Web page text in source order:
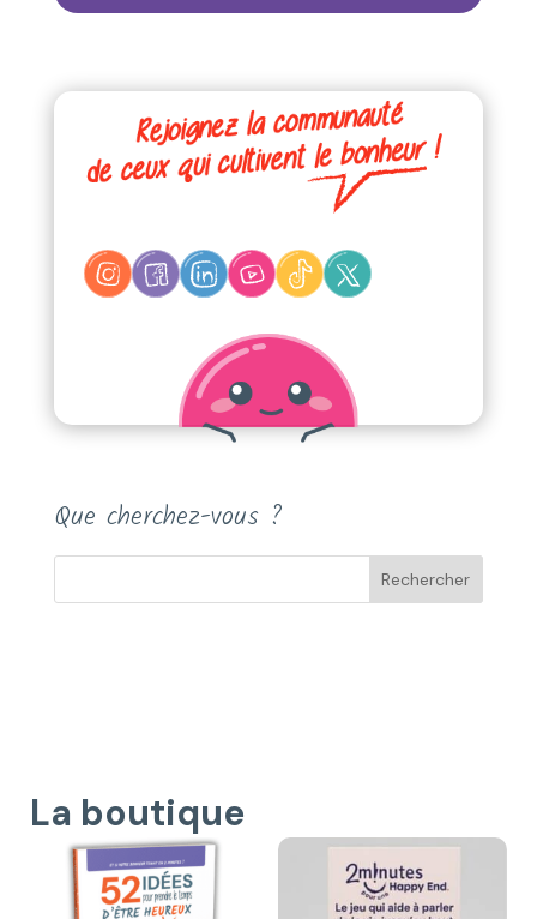
Que cherchez-vous ?
La boutique